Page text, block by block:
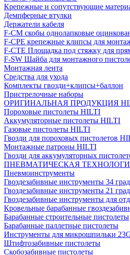
Крепежные и сопутствующие
Демпферные втулки
Держатели кабеля
F-CM скобы однолапковые
F-CPE крепежные клипсы для
F-CTE Площадка под стяжку для
F-SW Шайба для монтажного
Монтажная лента
Средства для ухода
Комплекты гвозди+клипсы+баллон
Пристрелочные наборы
ОРИГИНАЛЬНАЯ ПРОДУКЦИЯ
Пороховые пистолеты HILTI
Аккумуляторные пистолеты HILTI
Газовые пистолеты HILTI
Гвозди для пороховых пистолетов
Монтажные патроны HILTI
Гвозди для аккумуляторных
ПНЕВМАТИЧЕСКАЯ
Пневмоинструменты
Гвоздезабивные инструменты 34
Гвоздезабивные инструменты 21
Гвоздезабивные инструменты для
Кровельные барабанные
Барабанные строительные пистолеты
Барабанные паллетные пистолеты
Инструменты для микрошпильки
Штифтозабивные пистолеты
Скобозабивные пистолеты